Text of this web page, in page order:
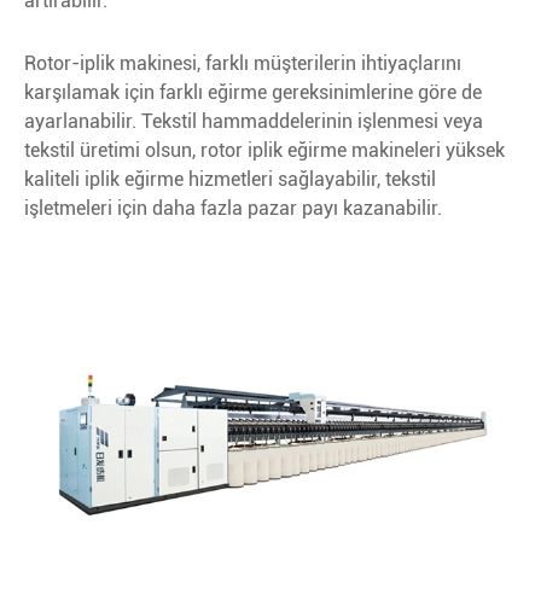
Rotor-iplik makinesi, farklı müşterilerin ihtiyaçlarını
karşılamak için farklı eğirme gereksinimlerine göre de
ayarlanabilir. Tekstil hammaddelerinin işlenmesi veya
tekstil üretimi olsun, rotor iplik eğirme makineleri yüksek
kaliteli iplik eğirme hizmetleri sağlayabilir, tekstil
işletmeleri için daha fazla pazar payı kazanabilir.